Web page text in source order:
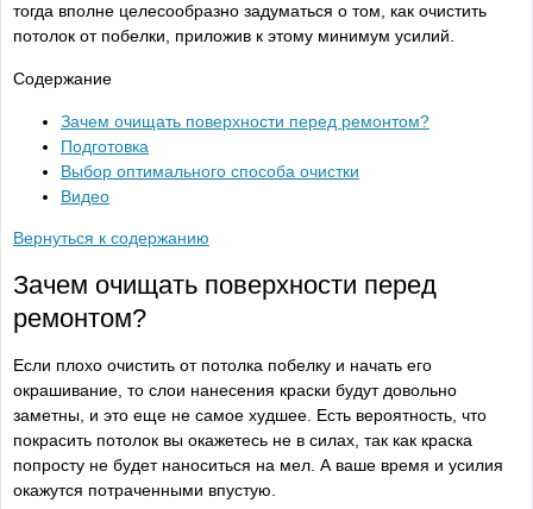
тогда вполне целесообразно задуматься о том, как очистить
потолок от побелки, приложив к этому минимум усилий.
Содержание
Зачем очищать поверхности перед ремонтом?
Подготовка
Выбор оптимального способа очистки
Видео
Вернуться к содержанию
Зачем очищать поверхности перед
ремонтом?
Если плохо очистить от потолка побелку и начать его
окрашивание, то слои нанесения краски будут довольно
заметны, и это еще не самое худшее. Есть вероятность, что
покрасить потолок вы окажетесь не в силах, так как краска
попросту не будет наноситься на мел. А ваше время и усилия
окажутся потраченными впустую.